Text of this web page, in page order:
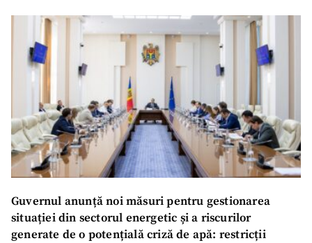
Guvernul anunță noi măsuri pentru gestionarea
situației din sectorul energetic și a riscurilor
generate de o potențială criză de apă: restricții